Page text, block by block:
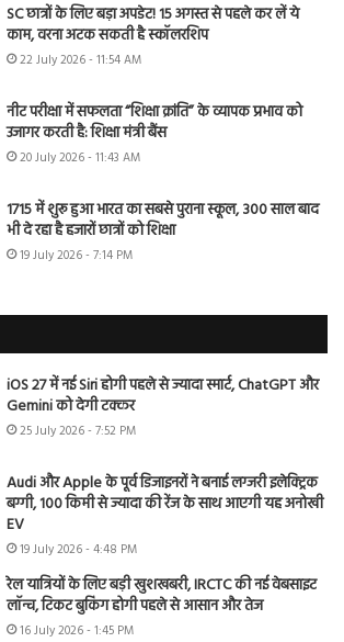
SC छात्रों के लिए बड़ा अपडेट! 15 अगस्त से पहले कर लें ये
काम, वरना अटक सकती है स्कॉलरशिप
22 July 2026 - 11:54 AM
नीट परीक्षा में सफलता “शिक्षा क्रांति” के व्यापक प्रभाव को
उजागर करती है: शिक्षा मंत्री बैंस
20 July 2026 - 11:43 AM
1715 में शुरू हुआ भारत का सबसे पुराना स्कूल, 300 साल बाद
भी दे रहा है हजारों छात्रों को शिक्षा
19 July 2026 - 7:14 PM
iOS 27 में नई Siri होगी पहले से ज्यादा स्मार्ट, ChatGPT और
Gemini को देगी टक्कर
25 July 2026 - 7:52 PM
Audi और Apple के पूर्व डिजाइनरों ने बनाई लग्जरी इलेक्ट्रिक
बग्गी, 100 किमी से ज्यादा की रेंज के साथ आएगी यह अनोखी
EV
19 July 2026 - 4:48 PM
रेल यात्रियों के लिए बड़ी खुशखबरी, IRCTC की नई वेबसाइट
लॉन्च, टिकट बुकिंग होगी पहले से आसान और तेज
16 July 2026 - 1:45 PM